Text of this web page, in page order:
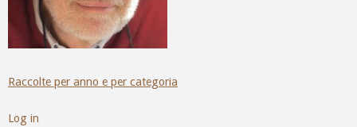
Raccolte per anno e per categoria
Log in